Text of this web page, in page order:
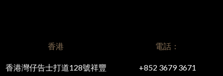
香港
香港灣仔告士打道128號祥豐
電話：
+852 3679 3671